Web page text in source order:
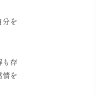
を
も存
を